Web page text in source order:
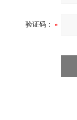
验证码：